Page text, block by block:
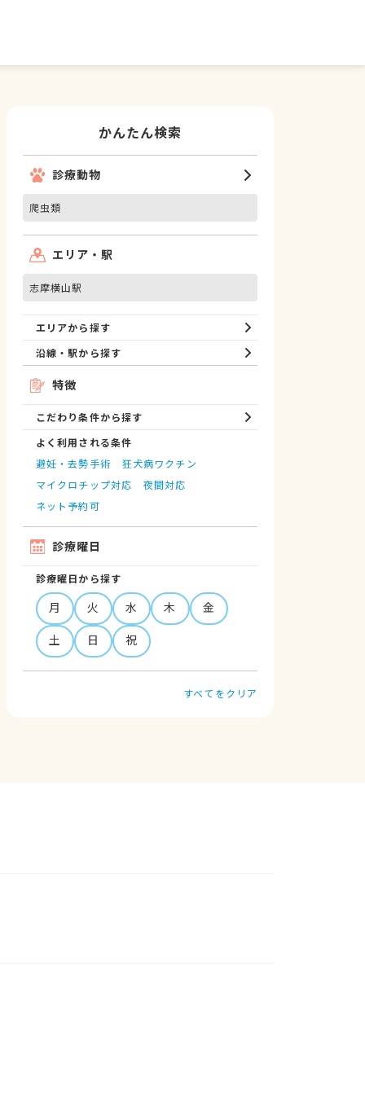
かんたん検索
診療動物
爬虫類
エリア・駅
志摩横山駅
エリアから探す
沿線・駅から探す
特徴
こだわり条件から探す
よく利用される条件
避妊・去勢手術
狂犬病ワクチン
マイクロチップ対応
夜間対応
ネット予約可
診療曜日
診療曜日から探す
月 火 水 木
金
土
日 祝
すべてをクリア